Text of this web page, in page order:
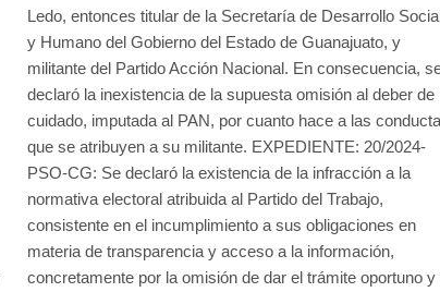
Ledo, entonces titular de la Secretaría de Desarrollo
y Humano del Gobierno del Estado de Guanajuato, y
militante del Partido Acción Nacional. En consecuencia,
declaró la inexistencia de la supuesta omisión al deber de
cuidado, imputada al PAN, por cuanto hace a las
que se atribuyen a su militante. EXPEDIENTE: 20/2024-
PSO-CG: Se declaró la existencia de la infracción a la
normativa electoral atribuida al Partido del Trabajo,
consistente en el incumplimiento a sus obligaciones en
materia de transparencia y acceso a la información,
concretamente por la omisión de dar el trámite oportuno y